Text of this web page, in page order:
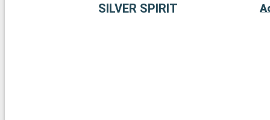
chantiers navals. Les activités nautiques comme la plongée et la
SILVER SPIRIT